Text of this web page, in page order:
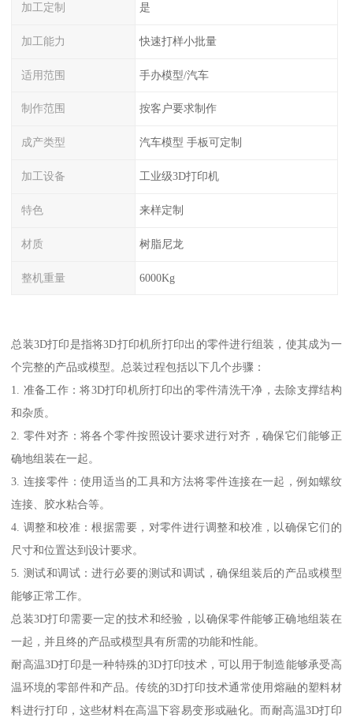
加工定制 是
加工能力 快速打样小批量
适用范围 手办模型/汽车
制作范围 按客户要求制作
成产类型 汽车模型 手板可定制
加工设备 工业级3D打印机
特色 来样定制
材质 树脂尼龙
整机重量 6000Kg
总装3D打印是指将3D打印机所打印出的零件进行组装，使其成为一
个完整的产品或模型。总装过程包括以下几个步骤：
1. 准备工作：将3D打印机所打印出的零件清洗干净，去除支撑结构
和杂质。
2. 零件对齐：将各个零件按照设计要求进行对齐，确保它们能够正
确地组装在一起。
3. 连接零件：使用适当的工具和方法将零件连接在一起，例如螺纹
连接、胶水粘合等。
4. 调整和校准：根据需要，对零件进行调整和校准，以确保它们的
尺寸和位置达到设计要求。
5. 测试和调试：进行必要的测试和调试，确保组装后的产品或模型
能够正常工作。
总装3D打印需要一定的技术和经验，以确保零件能够正确地组装在
一起，并且终的产品或模型具有所需的功能和性能。
耐高温3D打印是一种特殊的3D打印技术，可以用于制造能够承受高
温环境的零部件和产品。传统的3D打印技术通常使用熔融的塑料材
料进行打印，这些材料在高温下容易变形或融化。而耐高温3D打印